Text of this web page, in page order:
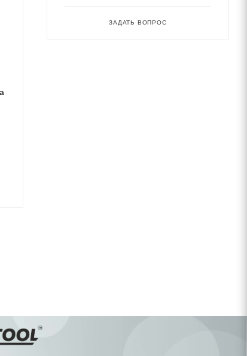
ЗАДАТЬ ВОПРОС